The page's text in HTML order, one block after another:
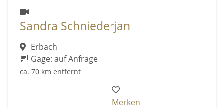
Sandra Schniederjan
Erbach
Gage: auf Anfrage
ca. 70 km entfernt
Merken